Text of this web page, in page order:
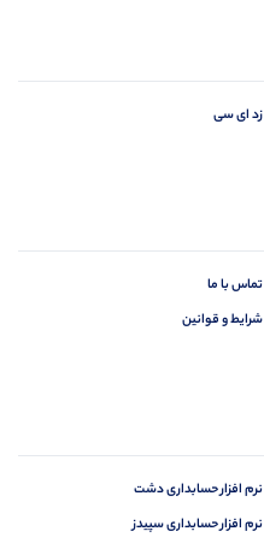
زد ای سی
تماس با ما
شرایط و قوانین
نرم افزار حسابداری دشت
نرم افزار حسابداری سپیدز